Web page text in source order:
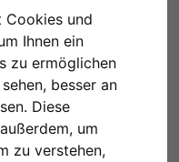
Cookies und
Ihnen ein
zu ermöglichen
besser an
Diese
um
zu verstehen,